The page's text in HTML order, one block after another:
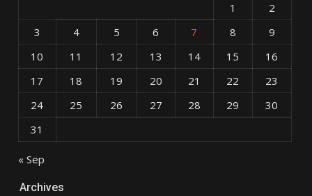
1
2
3
4 5 6 7 8
9
10
11 12 13 14 15
16
17
18 19 20 21 22
23
24
25 26 27 28 29
30
31
« Sep
Archives